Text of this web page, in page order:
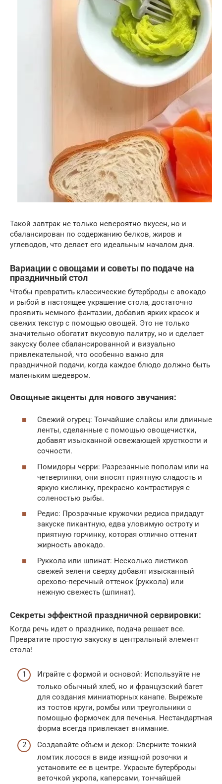
Такой завтрак не только невероятно вкусен, но и
сбалансирован по содержанию белков, жиров и
углеводов, что делает его идеальным началом дня.
Вариации с овощами и советы по подаче на
праздничный стол
Чтобы превратить классические бутерброды с авокадо
и рыбой в настоящее украшение стола, достаточно
проявить немного фантазии, добавив ярких красок и
свежих текстур с помощью овощей. Это не только
значительно обогатит вкусовую палитру, но и сделает
закуску более сбалансированной и визуально
привлекательной, что особенно важно для
праздничной подачи, когда каждое блюдо должно быть
маленьким шедевром.
Овощные акценты для нового звучания:
Свежий огурец: Тончайшие слайсы или длинные
ленты, сделанные с помощью овощечистки,
добавят изысканной освежающей хрусткости и
сочности.
Помидоры черри: Разрезанные пополам или на
четвертинки, они вносят приятную сладость и
яркую кислинку, прекрасно контрастируя с
соленостью рыбы.
Редис: Прозрачные кружочки редиса придадут
закуске пикантную, едва уловимую остроту и
приятную горчинку, которая отлично оттенит
жирность авокадо.
Руккола или шпинат: Несколько листиков
свежей зелени сверху добавят изысканный
орехово-перечный оттенок (руккола) или
нежную свежесть (шпинат).
Секреты эффектной праздничной сервировки:
Когда речь идет о празднике, подача решает все.
Превратите простую закуску в центральный элемент
стола!
Играйте с формой и основой: Используйте не
только обычный хлеб, но и французский багет
для создания миниатюрных канапе. Вырежьте
из тостов круги, ромбы или треугольники с
помощью формочек для печенья. Нестандартная
форма всегда привлекает внимание.
Создавайте объем и декор: Сверните тонкий
ломтик лосося в виде изящной розочки и
установите ее в центре. Украсьте бутерброды
веточкой укропа, каперсами, тончайшей